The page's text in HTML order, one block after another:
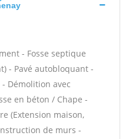
- Fosse septique
- Pavé autobloquant -
Démolition avec
en béton / Chape -
(Extension maison,
de murs -